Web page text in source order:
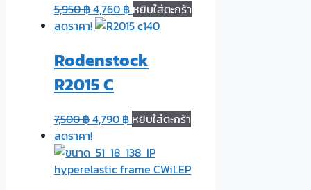
5,950฿4,760 ฿ หยิบใส่ตะกร้า
ลดราคา!
Rodenstock
R2015 C
7,500฿4,790 ฿ หยิบใส่ตะกร้า
ลดราคา!